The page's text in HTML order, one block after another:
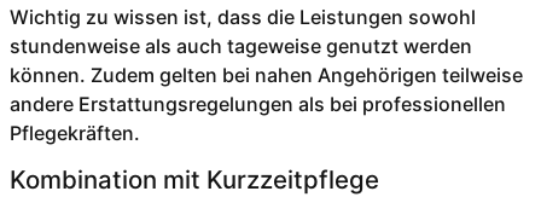
Wichtig zu wissen ist, dass die Leistungen sowohl
stundenweise als auch tageweise genutzt werden
können. Zudem gelten bei nahen Angehörigen teilweise
andere Erstattungsregelungen als bei professionellen
Pflegekräften.
Kombination mit Kurzzeitpflege